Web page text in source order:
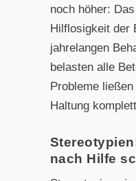
noch höher:
Hilflosigkeit der
jahrelangen
belasten alle
Probleme
Haltung
nach Hilfe